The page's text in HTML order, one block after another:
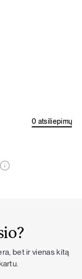
0 atsiliepimų
bet ir vienas kitą